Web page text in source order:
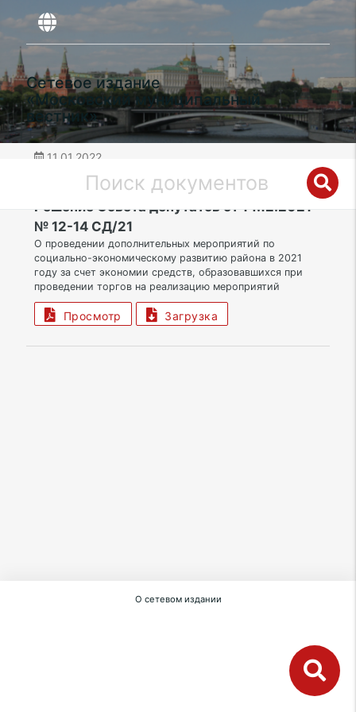
Сетевое издание
«Московский муниципальный
вестник»
11.01.2022
ЗАО | Муниципальный округ Можайский
Решение Совета депутатов от 14.12.2021
№ 12-14 СД/21
О проведении дополнительных мероприятий по
социально-экономическому развитию района в 2021
году за счет экономии средств, образовавшихся при
проведении торгов на реализацию мероприятий
Просмотр Загрузка
О сетевом издании